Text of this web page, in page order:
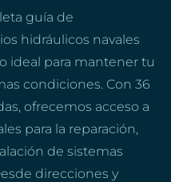
guía de
hidráulicos navales
ideal para mantener tu
condiciones. Con 36
ofrecemos acceso a
para la reparación,
de sistemas
direcciones y